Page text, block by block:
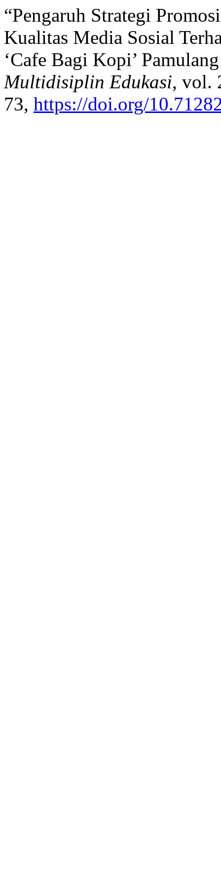
“Pengaruh Strategi
Kualitas Media Sosial
‘Cafe Bagi Kopi’
Multidisiplin Edukasi, vol.
73, https://doi.org/